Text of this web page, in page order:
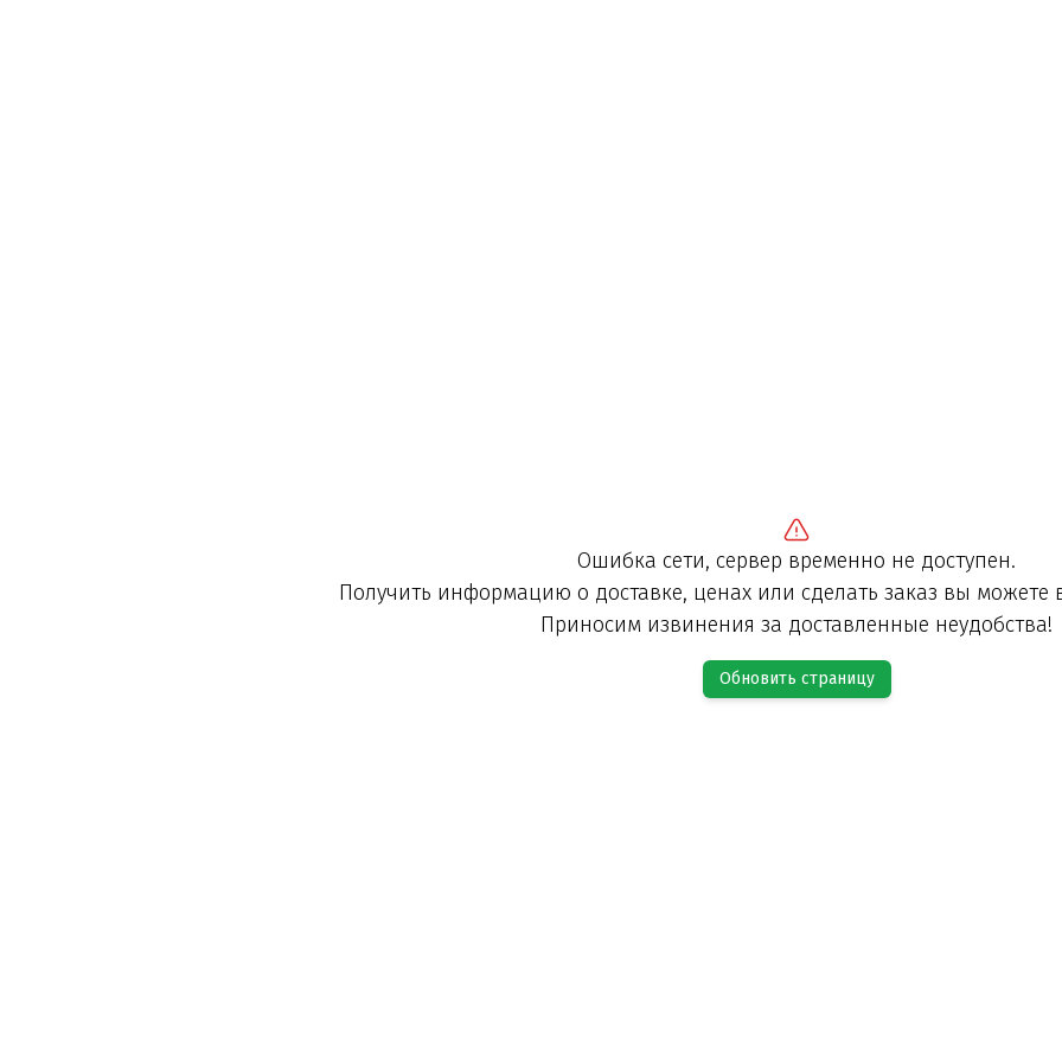
Ошибка сети, сервер временно не доступен.
Получить информацию о доставке, ценах или сделать заказ вы можете
Приносим извинения за доставленные неудобства!
Обновить страницу